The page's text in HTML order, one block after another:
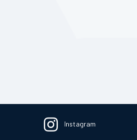
Instagram